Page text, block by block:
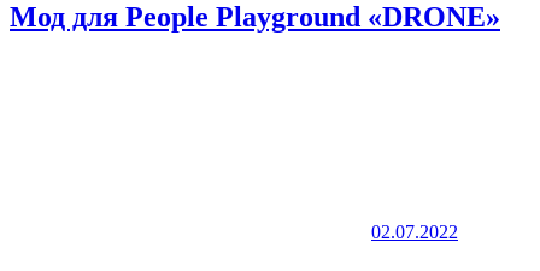
Мод для People Playground «DRONE»
02.07.2022